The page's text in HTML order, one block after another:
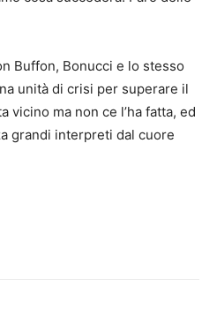
Buffon, Bonucci e lo stesso
unità di crisi per superare il
vicino ma non ce l’ha fatta, ed
grandi interpreti dal cuore